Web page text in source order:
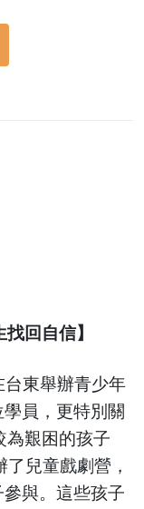
回自信】
東舉辦青少年
員，更特別關
為艱困的孩子
兒童戲劇營，
與。這些孩子